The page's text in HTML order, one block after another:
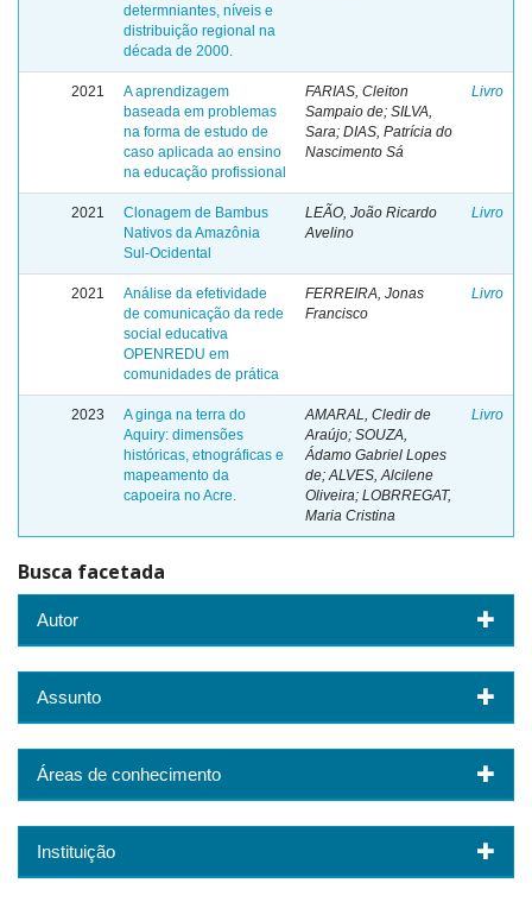
determniantes, níveis e
distribuição regional na
década de 2000.
2021
A aprendizagem
baseada em problemas
na forma de estudo de
caso aplicada ao ensino
na educação profissional
FARIAS, Cleiton
Sampaio de; SILVA,
Sara; DIAS, Patrícia do
Nascimento Sá
Livro
2021
Clonagem de Bambus
Nativos da Amazônia
Sul-Ocidental
LEÃO, João Ricardo
Avelino
Livro
2021
Análise da efetividade
de comunicação da rede
social educativa
OPENREDU em
comunidades de prática
FERREIRA, Jonas
Francisco
Livro
2023
A ginga na terra do
Aquiry: dimensões
históricas, etnográficas e
mapeamento da
capoeira no Acre.
AMARAL, Cledir de
Araújo; SOUZA,
Ádamo Gabriel Lopes
de; ALVES, Alcilene
Oliveira; LOBRREGAT,
Maria Cristina
Livro
Busca facetada
Autor
Assunto
Áreas de conhecimento
Instituição